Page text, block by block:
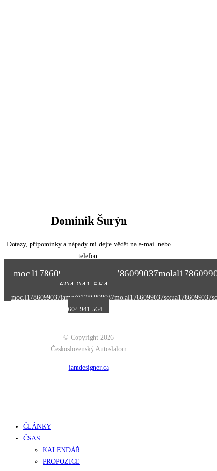
Dominik Šurýn
Dotazy, připomínky a nápady mi dejte vědět na e-mail nebo
telefon.
moc.l1786099037 1786099037molal
604 941 564
moc.l1786099037iamg@1786099037molal1786099037sotua1786099037sc
604 941 564
© Copyright 2026
Československý Autoslalom
iamdesigner.ca
Close
Menu
ČLÁNKY
ČSAS
KALENDÁŘ
PROPOZICE